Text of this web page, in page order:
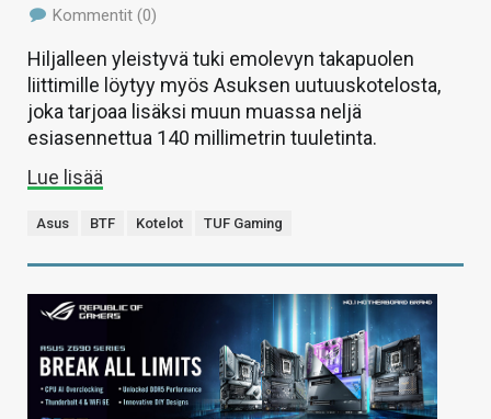
Kommentit (0)
Hiljalleen yleistyvä tuki emolevyn takapuolen
liittimille löytyy myös Asuksen uutuuskotelosta,
joka tarjoaa lisäksi muun muassa neljä
esiasennettua 140 millimetrin tuuletinta.
Lue lisää
Asus BTF Kotelot TUF Gaming